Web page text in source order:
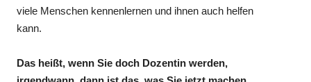
viele Menschen kennenlernen und ihnen auch helfen
kann.
Das heißt, wenn Sie doch Dozentin werden,